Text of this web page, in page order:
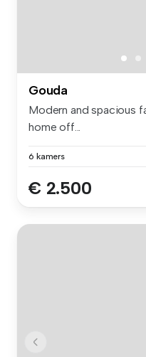
Gouda
Modern and spacious
home off...
6 kamers
€ 2.500